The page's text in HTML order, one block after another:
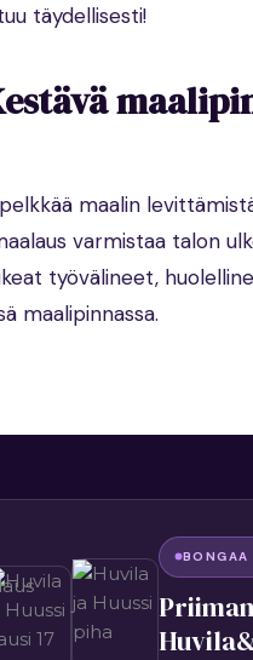
täydellisesti!
maalin
varmistaa talon
työvälineet,
maalipinnassa.
BONGAA